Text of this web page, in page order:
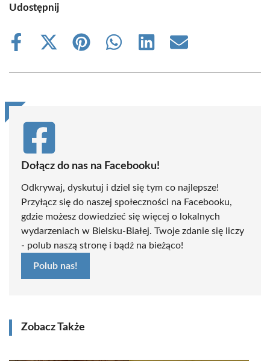
Udostępnij
Share
Share
(Twitter)
Share
Share
Share
Share
Dołącz do nas na Facebooku!
Odkrywaj, dyskutuj i dziel się tym co najlepsze!
Przyłącz się do naszej społeczności na Facebooku,
gdzie możesz dowiedzieć się więcej o lokalnych
wydarzeniach w Bielsku-Białej. Twoje zdanie się liczy
- polub naszą stronę i bądź na bieżąco!
Polub nas!
Zobacz Także